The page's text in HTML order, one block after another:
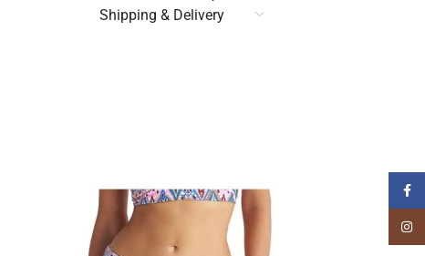
Shipping & Delivery